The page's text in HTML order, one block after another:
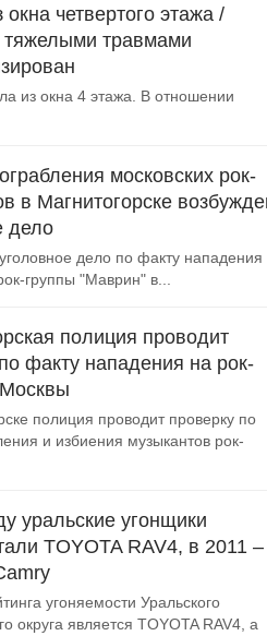
четвертого этажа /
тяжелыми травмами
из окна 4 этажа. В отношении
московских рок-
в Магнитогорске
дело
дело по факту нападения
группы "Маврин" в...
полиция проводит
факту нападения на рок-
Москвы
полиция проводит проверку по
и избиения музыкантов рок-
уральские угонщики
TOYOTA RAV4, в 2011 –
угоняемости Уральского
округа является TOYOTA RAV4, а